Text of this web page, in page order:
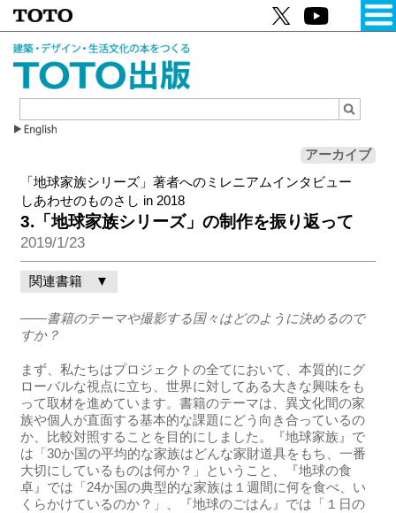
アーカイブ
「地球家族シリーズ」著者へのミレニアムインタビュー
しあわせのものさし in 2018
3.「地球家族シリーズ」の制作を振り返って
2019/1/23
関連書籍 ▼
――書籍のテーマや撮影する国々はどのように決めるので
すか？
まず、私たちはプロジェクトの全てにおいて、本質的にグ
ローバルな視点に立ち、世界に対してある大きな興味をも
って取材を進めています。書籍のテーマは、異文化間の家
族や個人が直面する基本的な課題にどう向き合っているの
か、比較対照することを目的にしました。『地球家族』で
は「30か国の平均的な家族はどんな家財道具をもち、一番
大切にしているものは何か？」ということ、『地球の食
卓』では「24か国の典型的な家族は１週間に何を食べ、い
くらかけているのか？」、『地球のごはん』では「１日の